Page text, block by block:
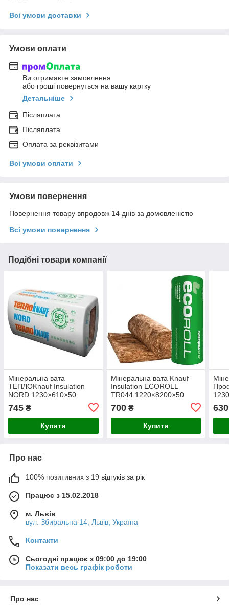
Всі умови доставки
Умови оплати
Ви отримаєте замовлення
або гроші повернуться на вашу картку
Детальніше
Післяплата
Післяплата
Оплата за реквізитами
Всі умови оплати
Умови повернення
Повернення товару впродовж 14 днів за домовленістю
Всі умови повернення
Подібні товари компанії
Мінеральна вата
ТЕПЛОKnauf Insulation
NORD 1230×610×50
745 ₴
Купити
Мінеральна вата Knauf
Insulation ECOROLL
TR044 1220×8200×50
700₴
Купити
630
Про нас
100% позитивних з 19 відгуків за рік
Працює з 15.02.2018
м. Львів
вул. Збиральна 14, Львів, Україна
Контакти
Сьогодні працює з 09:00 до 19:00
Показати весь графік роботи
Про нас